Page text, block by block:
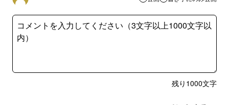
残り 1000文字